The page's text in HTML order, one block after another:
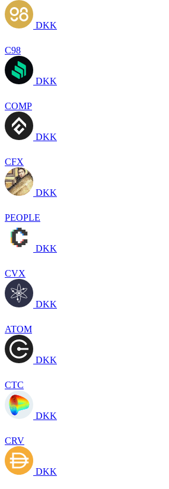
DKK
C98
DKK
COMP
DKK
CFX
DKK
PEOPLE
DKK
CVX
DKK
ATOM
DKK
CTC
DKK
CRV
DKK